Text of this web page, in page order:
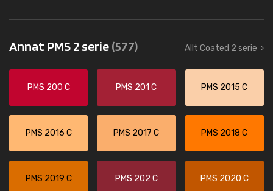
Annat PMS 2 serie(577) Allt Coated 2 serie
PMS 200 C PMS 201 C PMS 2015 C
PMS 2016 C PMS 2017 C PMS 2018 C
PMS 2019 C PMS 202 C PMS 2020 C